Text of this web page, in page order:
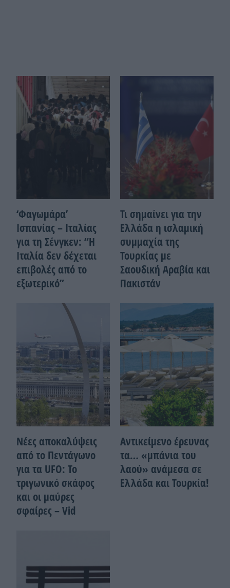
‘Φαγωμάρα’
Ισπανίας – Ιταλίας
για τη Σένγκεν: “Η
Ιταλία δεν δέχεται
επιβολές από το
εξωτερικό”
Τι σημαίνει για την
Ελλάδα η ισλαμική
συμμαχία της
Τουρκίας με
Σαουδική Αραβία και
Πακιστάν
Νέες αποκαλύψεις
από το Πεντάγωνο
για τα UFO: Το
τριγωνικό σκάφος
και οι μαύρες
σφαίρες – Vid
Αντικείμενο έρευνας
τα… «μπάνια του
λαού» ανάμεσα σε
Ελλάδα και Τουρκία!